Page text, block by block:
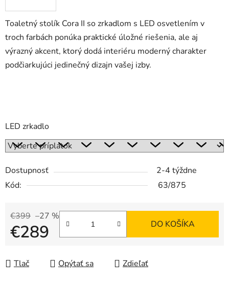
Toaletný stolík Cora II so zrkadlom s LED osvetlením v
troch farbách ponúka praktické úložné riešenia, ale aj
výrazný akcent, ktorý dodá interiéru moderný charakter
podčiarkujúci jedinečný dizajn vašej izby.
LED zrkadlo
Dostupnosť
2-4 týždne
Kód:
63/875
€399 –27 %
€289 DO KOŠÍKA
Tlač Opýtať sa Zdieľať